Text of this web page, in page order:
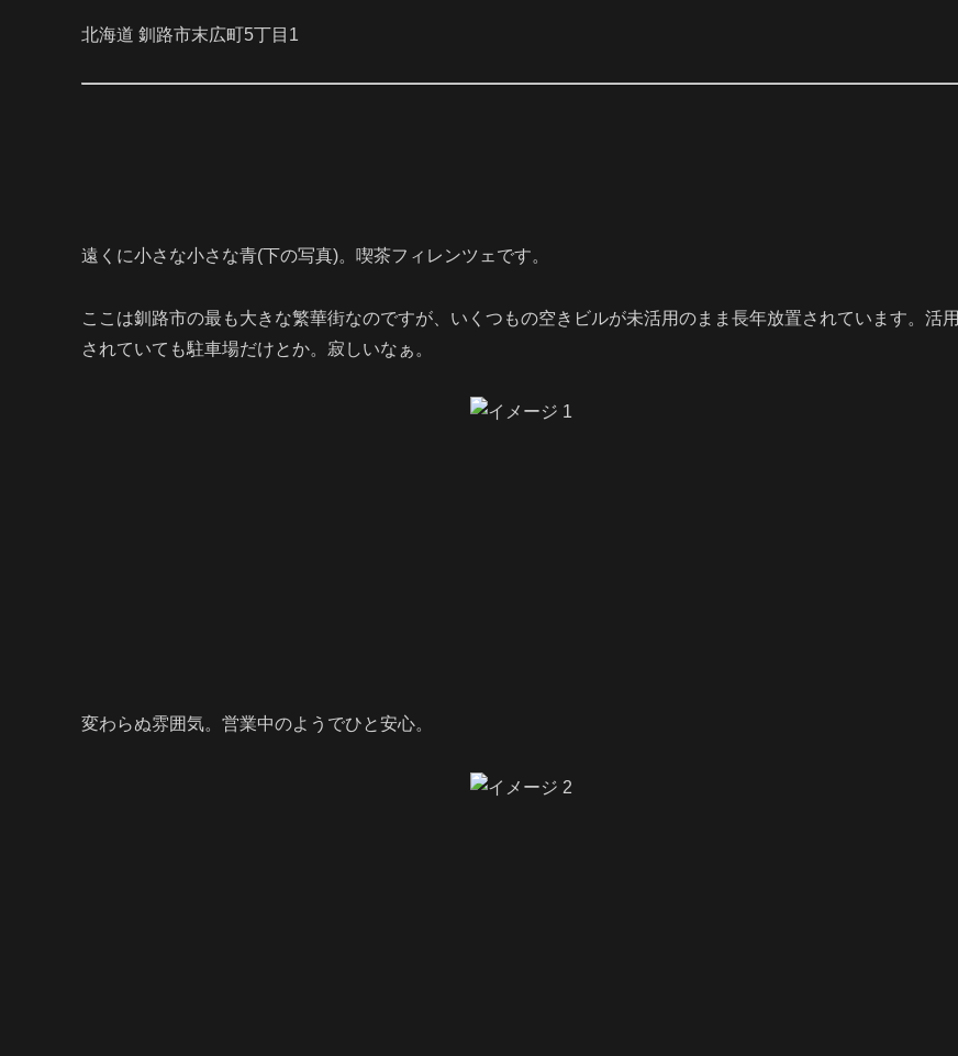
北海道 釧路市末広町5丁目1
遠くに小さな小さな青(下の写真)。喫茶フィレンツェです。
ここは釧路市の最も大きな繁華街なのですが、いくつもの空きビルが未活用のまま長年放置されています。活用
されていても駐車場だけとか。寂しいなぁ。
変わらぬ雰囲気。営業中のようでひと安心。